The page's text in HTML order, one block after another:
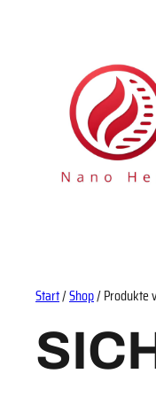
Start/Shop/ Produkte